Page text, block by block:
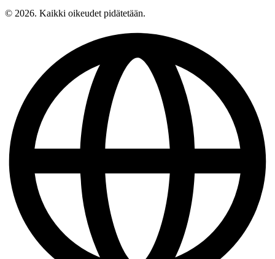
© 2026. Kaikki oikeudet pidätetään.